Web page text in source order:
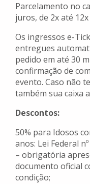
Parcelamento no
juros, de 2x até
Os ingressos e-
entregues
pedido em até 30
confirmação de
evento. Caso não
também sua caixa
Descontos:
50% para Idosos
anos: Lei Federal
– obrigatória
documento oficial
condição;